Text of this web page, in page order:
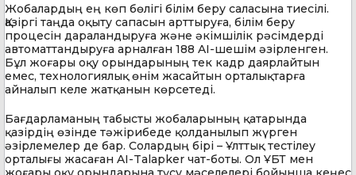
Жобалардың ең көп бөлігі білім беру саласына тиесілі.
Қазіргі таңда оқыту сапасын арттыруға, білім беру
процесін дараландыруға және әкімшілік рәсімдерді
автоматтандыруға арналған 188 AI-шешім әзірленген.
Бұл жоғары оқу орындарының тек кадр даярлайтын
емес, технологиялық өнім жасайтын орталықтарға
айналып келе жатқанын көрсетеді.
Бағдарламаның табысты жобаларының қатарында
қазірдің өзінде тәжірибеде қолданылып жүрген
әзірлемелер де бар. Солардың бірі – Ұлттық тестілеу
орталығы жасаған AI-Talapker чат-боты. Ол ҰБТ мен